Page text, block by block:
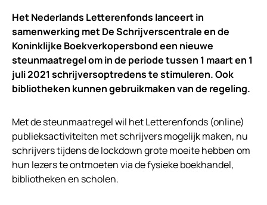
Het Nederlands Letterenfonds lanceert in
samenwerking met De Schrijverscentrale en de
Koninklijke Boekverkopersbond een nieuwe
steunmaatregel om in de periode tussen 1 maart en 1
juli 2021 schrijversoptredens te stimuleren. Ook
bibliotheken kunnen gebruikmaken van de regeling.
Met de steunmaatregel wil het Letterenfonds (online)
publieksactiviteiten met schrijvers mogelijk maken, nu
schrijvers tijdens de lockdown grote moeite hebben om
hun lezers te ontmoeten via de fysieke boekhandel,
bibliotheken en scholen.